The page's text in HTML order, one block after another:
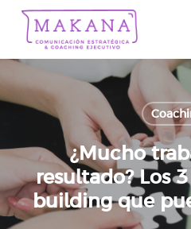
Skip
¿Mucho
resultado? Los
building que